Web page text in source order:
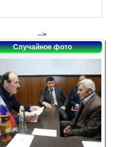
-->
Случайное фото